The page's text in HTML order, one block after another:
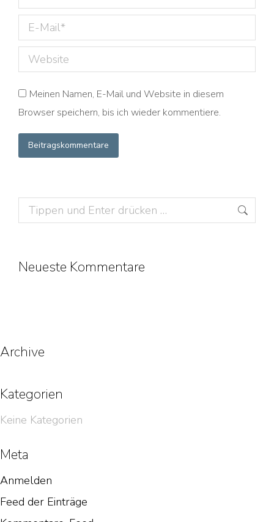
E-Mail *
Website
Meinen Namen, E-Mail und Website in diesem
Browser speichern, bis ich wieder kommentiere.
Beitragskommentare
Search:
Neueste Kommentare
Archive
Kategorien
Keine Kategorien
Meta
Anmelden
Feed der Einträge